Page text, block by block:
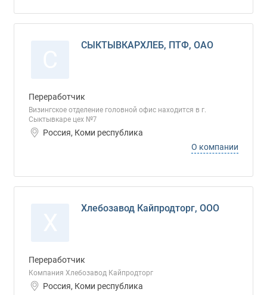
СЫКТЫВКАРХЛЕБ, ПТФ, ОАО
Переработчик
Визингское отделение головной офис находится в г.
Сыктывкаре цех №7
Россия, Коми республика
О компании
Хлебозавод Кайпродторг, ООО
Переработчик
Компания Хлебозавод Кайпродторг
Россия, Коми республика